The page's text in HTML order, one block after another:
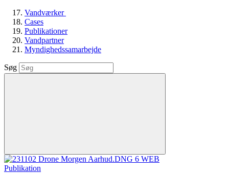
Vandværker
Cases
Publikationer
Vandpartner
Myndighedssamarbejde
Søg
Publikation